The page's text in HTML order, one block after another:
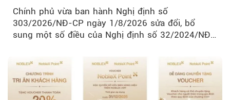
Chính phủ vừa ban hành Nghị định số
303/2026/NĐ-CP ngày 1/8/2026 sửa đổi, bổ
sung một số điều của Nghị định số 32/2024/NĐ-